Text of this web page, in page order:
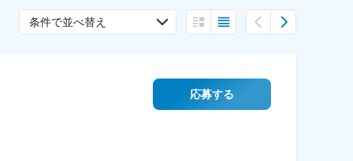
条件で並べ替え
応募する